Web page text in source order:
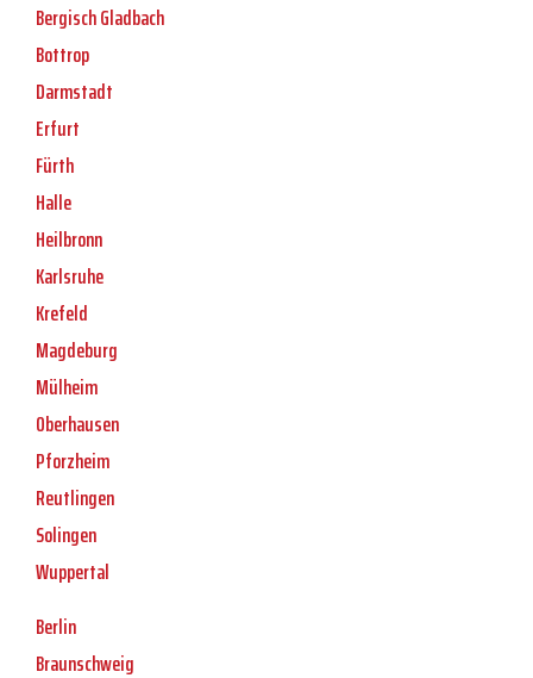
Bergisch Gladbach
Bottrop
Darmstadt
Erfurt
Fürth
Halle
Heilbronn
Karlsruhe
Krefeld
Magdeburg
Mülheim
Oberhausen
Pforzheim
Reutlingen
Solingen
Wuppertal
Berlin
Braunschweig